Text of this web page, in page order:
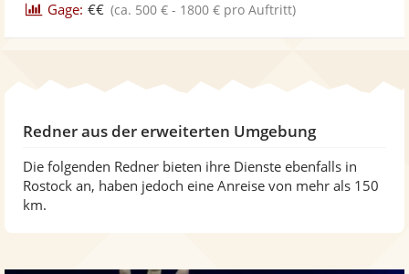
Gage: €€ (ca. 500 € - 1800 € pro Auftritt)
Redner aus der erweiterten Umgebung
Die folgenden Redner bieten ihre Dienste ebenfalls in
Rostock an, haben jedoch eine Anreise von mehr als 150
km.